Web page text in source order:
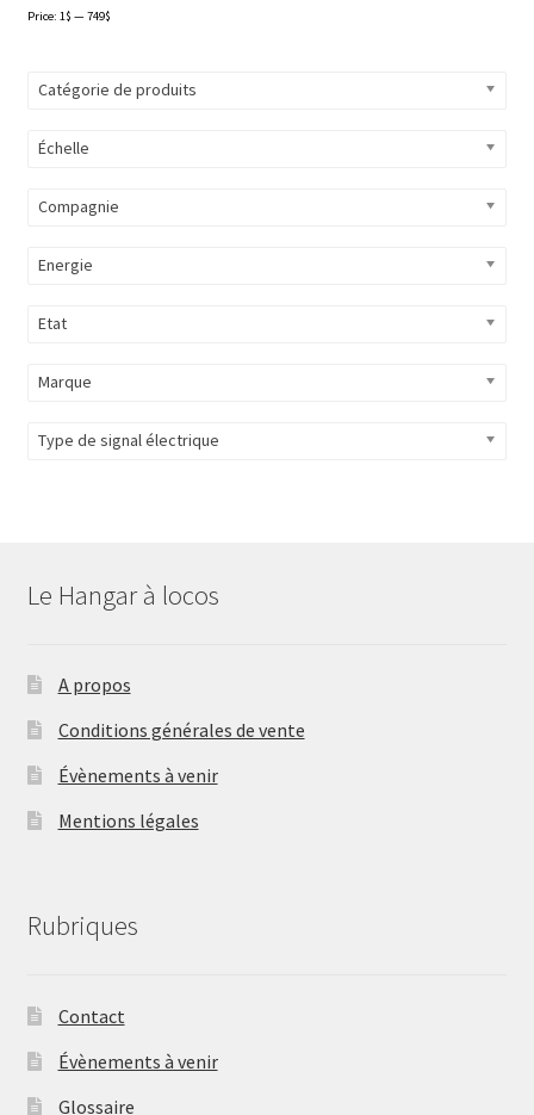
Price: 1$ —749$
Catégorie de produits
Échelle
Compagnie
Energie
Etat
Marque
Type de signal électrique
Le Hangar à locos
A propos
Conditions générales de vente
Évènements à venir
Mentions légales
Rubriques
Contact
Évènements à venir
Glossaire